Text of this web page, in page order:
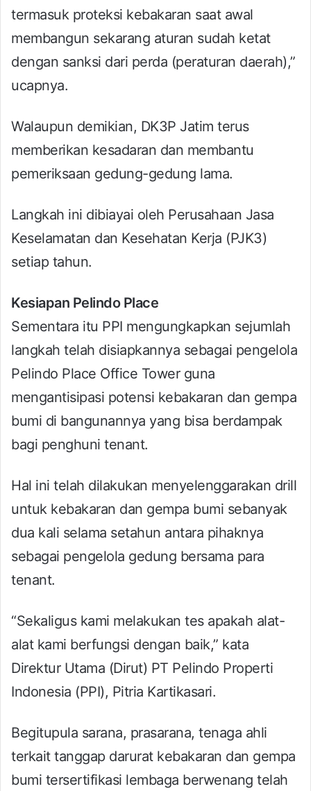
termasuk proteksi kebakaran saat awal
membangun sekarang aturan sudah ketat
dengan sanksi dari perda (peraturan daerah),”
ucapnya.
Walaupun demikian, DK3P Jatim terus
memberikan kesadaran dan membantu
pemeriksaan gedung-gedung lama.
Langkah ini dibiayai oleh Perusahaan Jasa
Keselamatan dan Kesehatan Kerja (PJK3)
setiap tahun.
Kesiapan Pelindo Place
Sementara itu PPI mengungkapkan sejumlah
langkah telah disiapkannya sebagai pengelola
Pelindo Place Office Tower guna
mengantisipasi potensi kebakaran dan gempa
bumi di bangunannya yang bisa berdampak
bagi penghuni tenant.
Hal ini telah dilakukan menyelenggarakan drill
untuk kebakaran dan gempa bumi sebanyak
dua kali selama setahun antara pihaknya
sebagai pengelola gedung bersama para
tenant.
“Sekaligus kami melakukan tes apakah alat-
alat kami berfungsi dengan baik,” kata
Direktur Utama (Dirut) PT Pelindo Properti
Indonesia (PPI), Pitria Kartikasari.
Begitupula sarana, prasarana, tenaga ahli
terkait tanggap darurat kebakaran dan gempa
bumi tersertifikasi lembaga berwenang telah